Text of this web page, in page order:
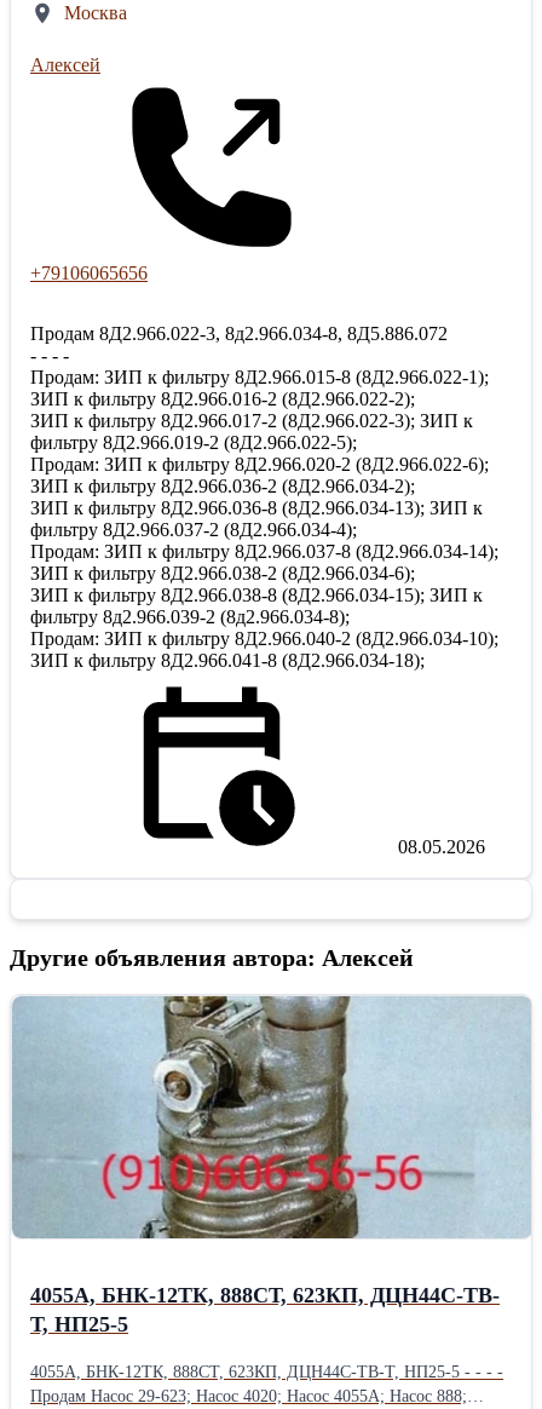
Москва
Алексей
+79106065656
Продам 8Д2.966.022-3, 8д2.966.034-8, 8Д5.886.072
- - - -
Продам: ЗИП к фильтру 8Д2.966.015-8 (8Д2.966.022-1);
ЗИП к фильтру 8Д2.966.016-2 (8Д2.966.022-2);
ЗИП к фильтру 8Д2.966.017-2 (8Д2.966.022-3); ЗИП к
фильтру 8Д2.966.019-2 (8Д2.966.022-5);
Продам: ЗИП к фильтру 8Д2.966.020-2 (8Д2.966.022-6);
ЗИП к фильтру 8Д2.966.036-2 (8Д2.966.034-2);
ЗИП к фильтру 8Д2.966.036-8 (8Д2.966.034-13); ЗИП к
фильтру 8Д2.966.037-2 (8Д2.966.034-4);
Продам: ЗИП к фильтру 8Д2.966.037-8 (8Д2.966.034-14);
ЗИП к фильтру 8Д2.966.038-2 (8Д2.966.034-6);
ЗИП к фильтру 8Д2.966.038-8 (8Д2.966.034-15); ЗИП к
фильтру 8д2.966.039-2 (8д2.966.034-8);
Продам: ЗИП к фильтру 8Д2.966.040-2 (8Д2.966.034-10);
ЗИП к фильтру 8Д2.966.041-8 (8Д2.966.034-18);
08.05.2026
Другие объявления автора: Алексей
4055А, БНК-12ТК, 888СТ, 623КП, ДЦН44С-ТВ-
Т, НП25-5
4055А, БНК-12ТК, 888СТ, 623КП, ДЦН44С-ТВ-Т, НП25-5 - - - -
Продам Насос 29-623; Насос 4020; Насос 4055А; Насос 888;